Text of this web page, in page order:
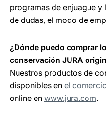
programas de enjuague y
de dudas, el modo de
¿Dónde puedo comprar
conservación JURA
Nuestros productos de
disponibles en el
online en www.jura.com.